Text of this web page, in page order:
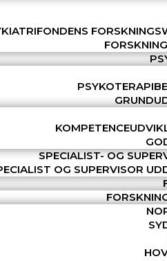
SPECIALIST- OG
OG SUPERVISOR